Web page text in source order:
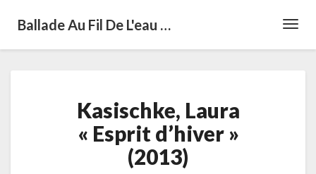
Ballade Au Fil De L'eau …
Laura
« Esprit
d’hiver »
(2013)
Kasischke, Laura
« Esprit d’hiver »
(2013)